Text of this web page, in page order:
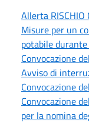
Allerta RISCHIO
Misure per un
potabile
Convocazione
Avviso di
Convocazione
Convocazione
per la nomina